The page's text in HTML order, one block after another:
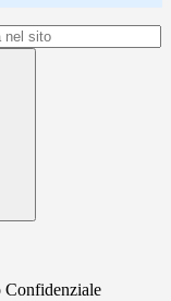
Confidenziale